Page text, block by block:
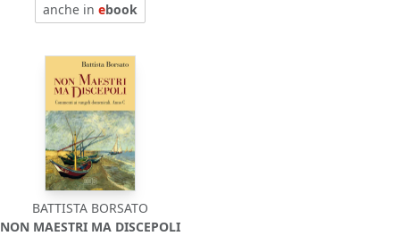
anche inebook
BATTISTA BORSATO
NON MAESTRI MA DISCEPOLI